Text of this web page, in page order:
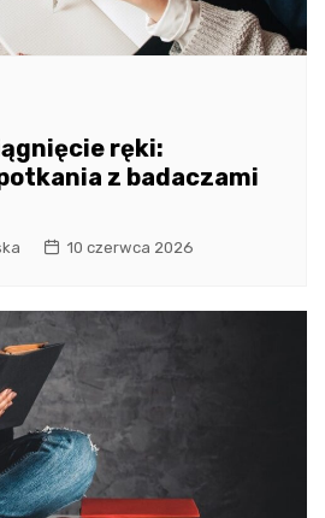
ręki:
z badaczami
10 czerwca 2026